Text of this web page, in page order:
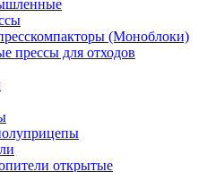
(Моноблоки)
прессы для отходов
открытые